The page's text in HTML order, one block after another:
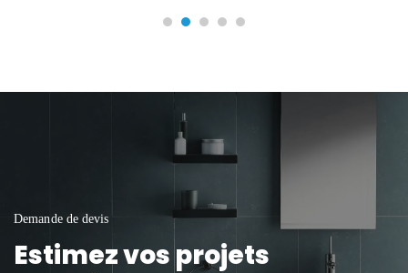
Demande de devis
Estimez vos projets